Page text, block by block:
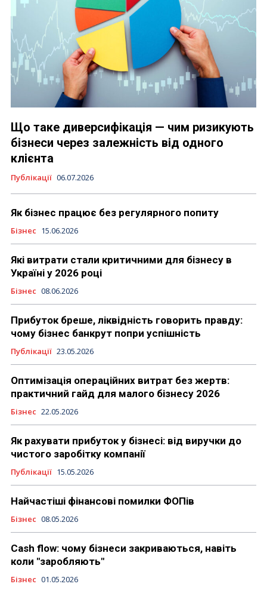
Що таке диверсифікація — чим ризикують
бізнеси через залежність від одного
клієнта
Публікації 06.07.2026
Як бізнес працює без регулярного попиту
Бізнес 15.06.2026
Які витрати стали критичними для бізнесу в
Україні у 2026 році
Бізнес 08.06.2026
Прибуток бреше, ліквідність говорить правду:
чому бізнес банкрут попри успішність
Публікації 23.05.2026
Оптимізація операційних витрат без жертв:
практичний гайд для малого бізнесу 2026
Бізнес 22.05.2026
Як рахувати прибуток у бізнесі: від виручки до
чистого заробітку компанії
Публікації 15.05.2026
Найчастіші фінансові помилки ФОПів
Бізнес 08.05.2026
Cash flow: чому бізнеси закриваються, навіть
коли "заробляють"
Бізнес 01.05.2026